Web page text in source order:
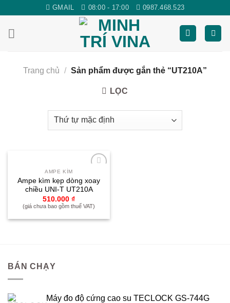
content
GMAIL 08:00 - 17:00 0987.468.523
Trang chủ / Sản phẩm được gắn thẻ “UT210A”
LỌC
thích
AMPE KÌM
Ampe kìm kẹp dòng xoay
chiều UNI-T UT210A
510.000 ₫
(giá chưa bao gồm thuế VAT)
BÁN CHẠY
Máy đo độ cứng cao su TECLOCK GS-744G